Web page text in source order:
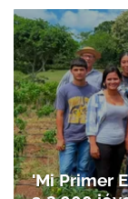
'Mi Primer